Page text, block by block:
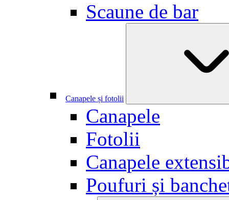
Scaune de bar
Canapele și fotolii
Canapele
Fotolii
Canapele
Poufuri și